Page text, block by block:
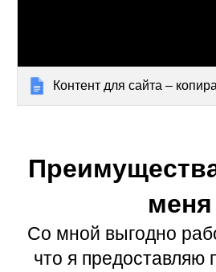
Контент для сайта –
меня
Со мной выгодно
что я предоставляю